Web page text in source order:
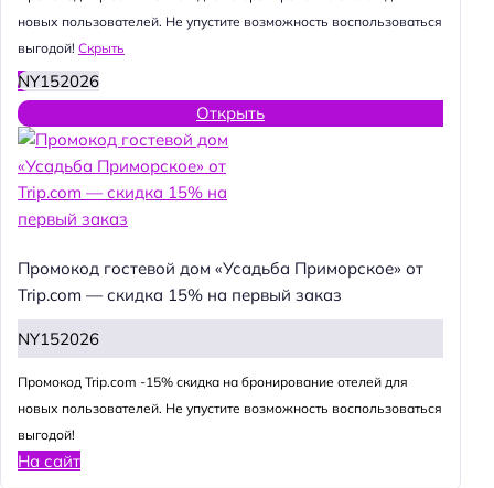
новых пользователей. Не упустите возможность воспользоваться
выгодой! Скрыть
NY152026
Открыть
Промокод гостевой дом «Усадьба Приморское» от
Trip.com — скидка 15% на первый заказ
NY152026
Промокод Trip.com -15% скидка на бронирование отелей для
новых пользователей. Не упустите возможность воспользоваться
выгодой!
На сайт